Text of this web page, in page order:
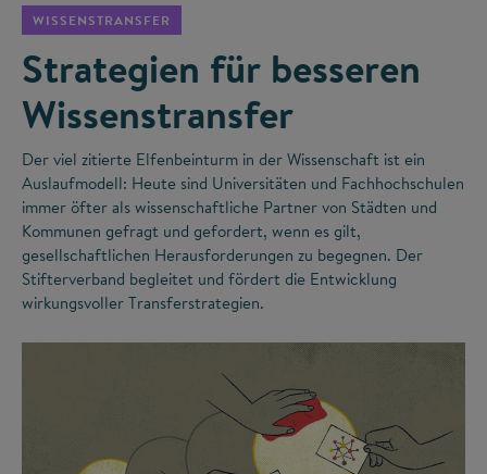
WISSENSTRANSFER
Strategien für besseren
Wissenstransfer
Der viel zitierte Elfenbeinturm in der Wissenschaft ist ein
Auslaufmodell: Heute sind Universitäten und Fachhochschulen
immer öfter als wissenschaftliche Partner von Städten und
Kommunen gefragt und gefordert, wenn es gilt,
gesellschaftlichen Herausforderungen zu begegnen. Der
Stifterverband begleitet und fördert die Entwicklung
wirkungsvoller Transferstrategien.